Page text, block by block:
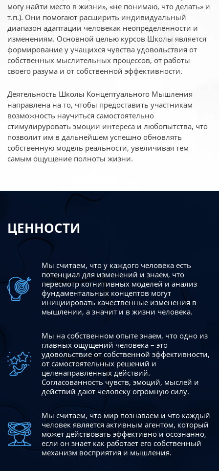
могу найти место в жизни», «не понимаю, что делать» и
т.п.). Они помогают расширить индивидуальный
диапазон адаптации человекак неопределенности и
изменениям. Основной целью курсов Школы является
формирование у учащихся чувства удовольствия от
собственных мыслительных процессов, от работы
своего разума и от собственной эффективности.
Деятельность Школы Концептуального Мышления
направлена на то, чтобы предоставить участникам
возможность научиться самостоятельно
стимулируровать эмоции интереса и любопытства, что
позволит им в дальнейшем успешно обновлять
собственную модель реальности, увеличивая тем
самым ощущение полноты жизни.
ЦЕННОСТИ
Мы считаем, что у каждого человека есть
потенциал для изменений и знаем, что
пересмотр когнитивных моделей и анализ
фундаментальных концептов могут
инициировать качественные изменения в
мышлении, а значит и в жизни человека.
Мы на собственном опыте знаем, что одно из
главных ощущений человека – это
удовольствие от собственной эффективности,
от самостоятельных решений и
целенаправленных действий.
Согласованность чувств, эмоций, мыслей и
действий дают человеку огромную силу.
Мы считаем, что мир познаваем и что каждый
человек является активным агентом, который
может действовать эффективно и осознанно,
если он знает как работает его собственный
механизм восприятия и мышления.